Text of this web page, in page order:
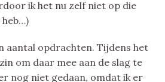
ik het nu zelf niet op die
aantal opdrachten. Tijdens het
om daar mee aan de slag te
nog niet gedaan, omdat ik er